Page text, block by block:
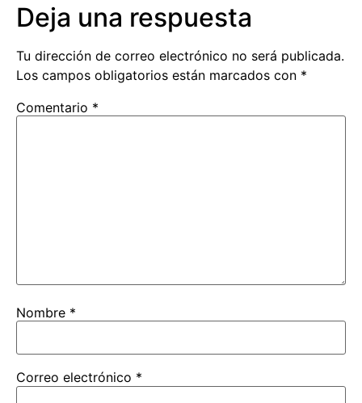
Deja una respuesta
Tu dirección de correo electrónico no será publicada.
Los campos obligatorios están marcados con *
Comentario *
Nombre *
Correo electrónico *